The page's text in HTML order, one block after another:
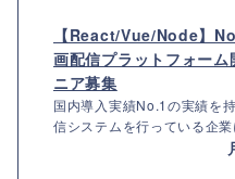
【React/Vue/Node】
画配信プラットフォー
ニア募集
国内導入実績No.1の実績を
信システムを行っている企